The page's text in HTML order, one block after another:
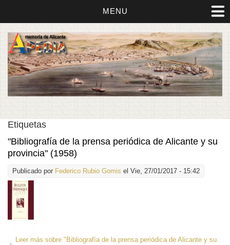
MENU
Etiquetas
"Bibliografía de la prensa periódica de Alicante y su
provincia" (1958)
Publicado por Federico Rubio Gomis el Vie, 27/01/2017 - 15:42
Leer más sobre "Bibliografía de la prensa periódica de Alicante y su